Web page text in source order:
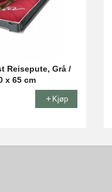
Reisepute, Grå /
x 65 cm
Kjøp